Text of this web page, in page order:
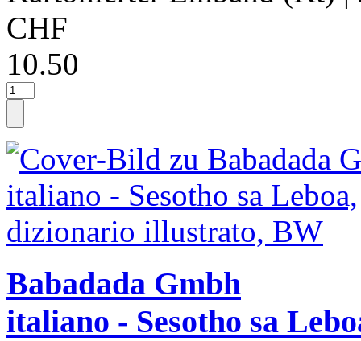
CHF
10.50
Babadada Gmbh
italiano - Sesotho sa